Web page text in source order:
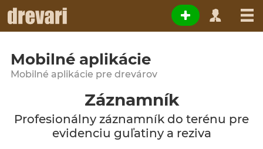
Mobilné aplikácie
Mobilné aplikácie pre drevárov
Záznamník
Profesionálny záznamník do terénu pre
evidenciu guľatiny a reziva